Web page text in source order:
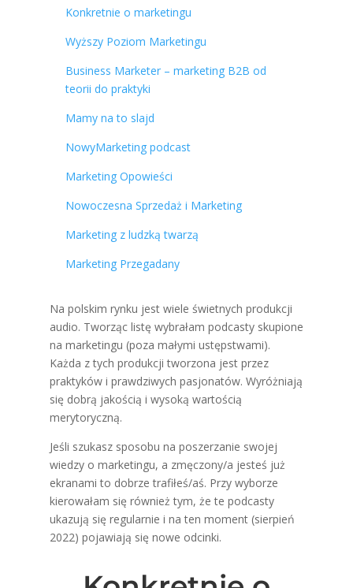
Konkretnie o marketingu
Wyższy Poziom Marketingu
Business Marketer – marketing B2B od
teorii do praktyki
Mamy na to slajd
NowyMarketing podcast
Marketing Opowieści
Nowoczesna Sprzedaż i Marketing
Marketing z ludzką twarzą
Marketing Przegadany
Na polskim rynku jest wiele świetnych produkcji
audio. Tworząc listę wybrałam podcasty skupione
na marketingu (poza małymi ustępstwami).
Każda z tych produkcji tworzona jest przez
praktyków i prawdziwych pasjonatów. Wyróżniają
się dobrą jakością i wysoką wartością
merytoryczną.
Jeśli szukasz sposobu na poszerzanie swojej
wiedzy o marketingu, a zmęczony/a jesteś już
ekranami to dobrze trafiłeś/aś. Przy wyborze
kierowałam się również tym, że te podcasty
ukazują się regularnie i na ten moment (sierpień
2022) pojawiają się nowe odcinki.